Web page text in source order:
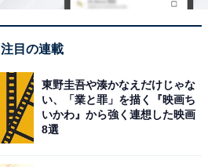
注目の連載
東野圭吾や湊かなえだけじゃな
い、「業と罪」を描く『映画ち
いかわ』から強く連想した映画
8選